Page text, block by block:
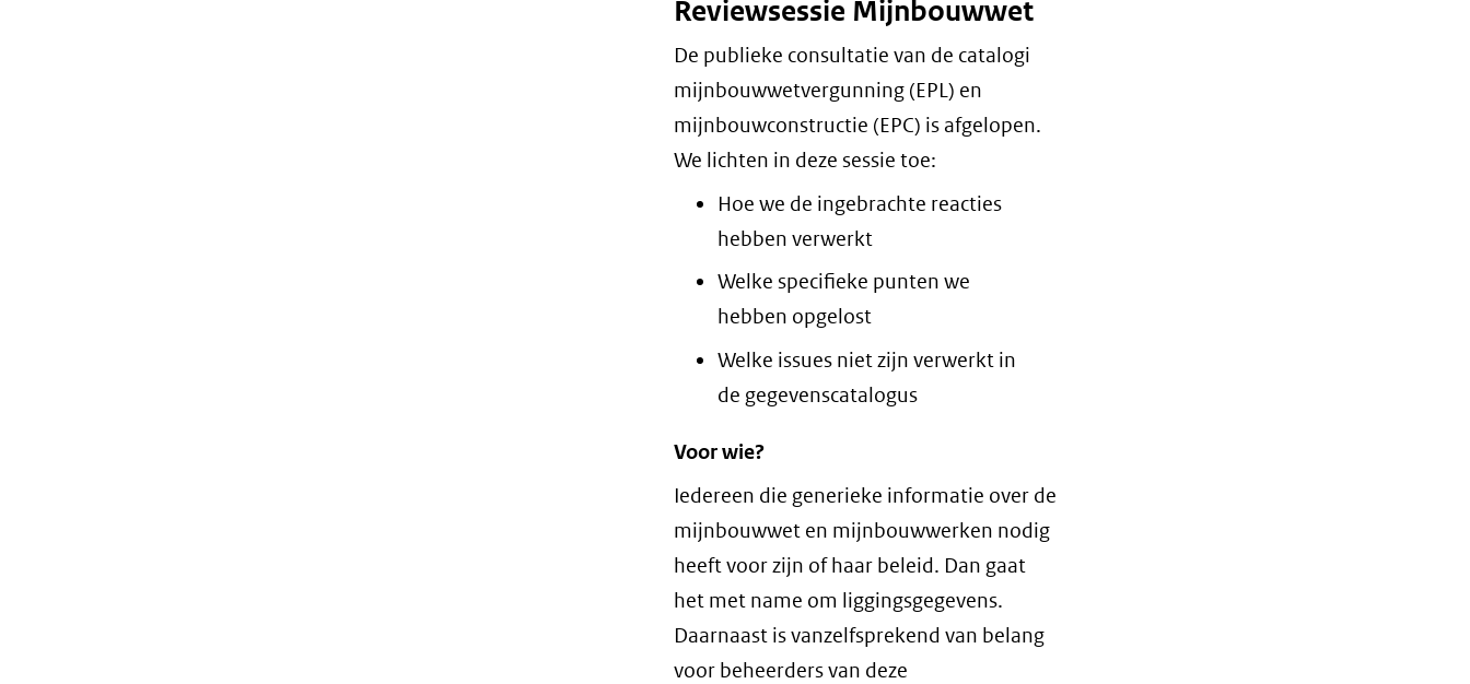
Reviewsessie Mijnbouwwet
De publieke consultatie van de catalogi
mijnbouwwetvergunning (EPL) en
mijnbouwconstructie (EPC) is afgelopen.
We lichten in deze sessie toe:
Hoe we de ingebrachte reacties
hebben verwerkt
Welke specifieke punten we
hebben opgelost
Welke issues niet zijn verwerkt in
de gegevenscatalogus
Voor wie?
Iedereen die generieke informatie over de
mijnbouwwet en mijnbouwwerken nodig
heeft voor zijn of haar beleid. Dan gaat
het met name om liggingsgegevens.
Daarnaast is vanzelfsprekend van belang
voor beheerders van deze